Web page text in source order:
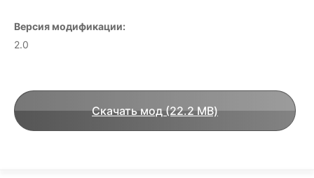
Версия модификации:
2.0
Скачать мод (22.2 MB)